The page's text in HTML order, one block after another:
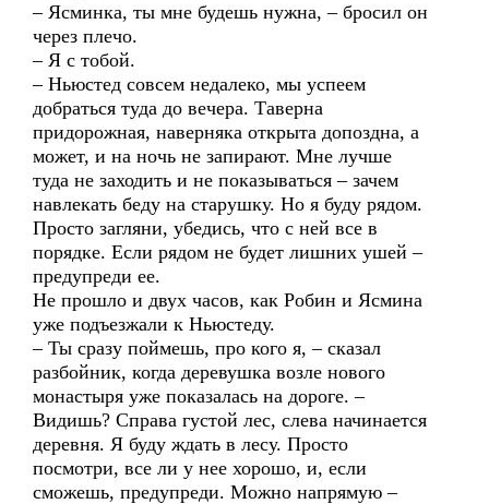
– Ясминка, ты мне будешь нужна, – бросил он
через плечо.
– Я с тобой.
– Ньюстед совсем недалеко, мы успеем
добраться туда до вечера. Таверна
придорожная, наверняка открыта допоздна, а
может, и на ночь не запирают. Мне лучше
туда не заходить и не показываться – зачем
навлекать беду на старушку. Но я буду рядом.
Просто загляни, убедись, что с ней все в
порядке. Если рядом не будет лишних ушей –
предупреди ее.
Не прошло и двух часов, как Робин и Ясмина
уже подъезжали к Ньюстеду.
– Ты сразу поймешь, про кого я, – сказал
разбойник, когда деревушка возле нового
монастыря уже показалась на дороге. –
Видишь? Справа густой лес, слева начинается
деревня. Я буду ждать в лесу. Просто
посмотри, все ли у нее хорошо, и, если
сможешь, предупреди. Можно напрямую –